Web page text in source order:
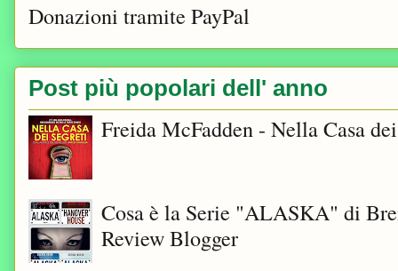
Donazioni tramite PayPal
Post più popolari dell' anno
Freida McFadden - Nella Casa
Cosa è la Serie "ALASKA" di
Review Blogger